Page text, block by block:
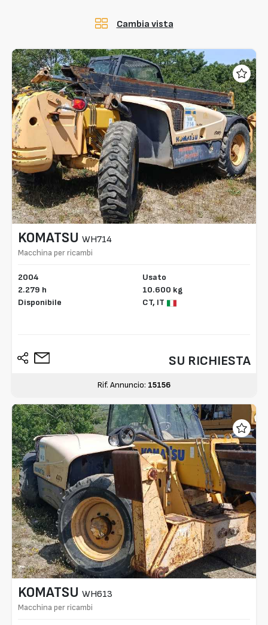
Cambia vista
KOMATSU WH714
Macchina per ricambi
2004
2.279 h
Disponibile
Usato
10.600 kg
CT, IT
SU RICHIESTA
Rif. Annuncio: 15156
KOMATSU WH613
Macchina per ricambi